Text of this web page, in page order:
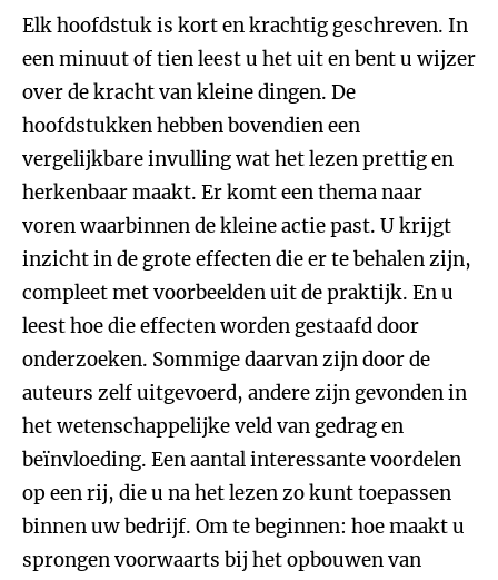
Elk hoofdstuk is kort en krachtig geschreven. In
een minuut of tien leest u het uit en bent u wijzer
over de kracht van kleine dingen. De
hoofdstukken hebben bovendien een
vergelijkbare invulling wat het lezen prettig en
herkenbaar maakt. Er komt een thema naar
voren waarbinnen de kleine actie past. U krijgt
inzicht in de grote effecten die er te behalen zijn,
compleet met voorbeelden uit de praktijk. En u
leest hoe die effecten worden gestaafd door
onderzoeken. Sommige daarvan zijn door de
auteurs zelf uitgevoerd, andere zijn gevonden in
het wetenschappelijke veld van gedrag en
beïnvloeding. Een aantal interessante voordelen
op een rij, die u na het lezen zo kunt toepassen
binnen uw bedrijf. Om te beginnen: hoe maakt u
sprongen voorwaarts bij het opbouwen van